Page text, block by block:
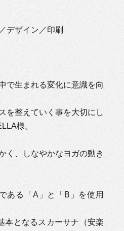
デザイン／印刷
で生まれる変化に意識を向
を整えていく事を大切にし
様。
く、しなやかなヨガの動き
ある「A」と「B」を使用
本となるスカーサナ（安楽